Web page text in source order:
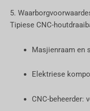
5.
Tipiese CNC-
Masjienraam en
Elektriese
CNC-beheerder: